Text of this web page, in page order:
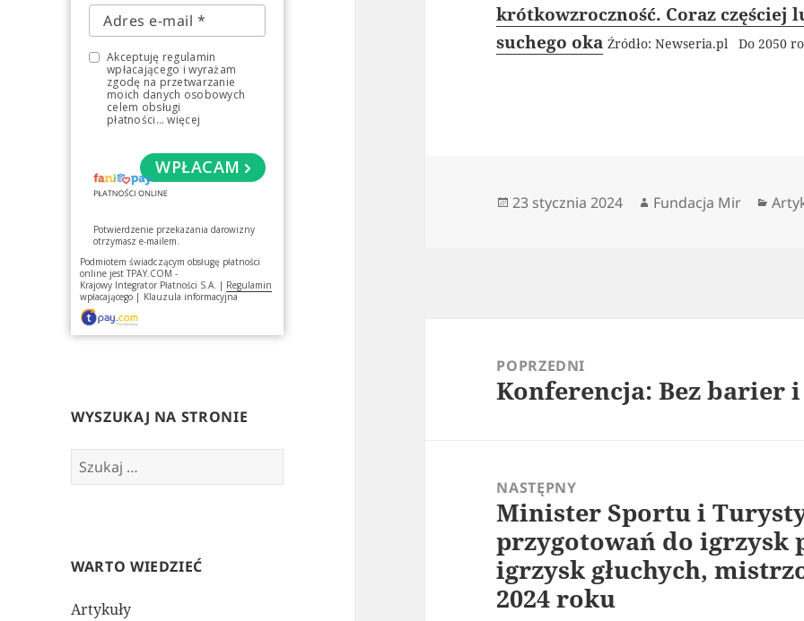
Akceptuję regulamin
wpłacającego i wyrażam
zgodę na przetwarzanie
moich danych osobowych
celem obsługi
płatności... więcej
WPŁACAM
Potwierdzenie przekazania darowizny
otrzymasz e-mailem.
Podmiotem świadczącym obsługę płatności
online jestTPAY.COM -
Krajowy Integrator Płatności S.A. | Regulamin
wpłacającego | Klauzula informacyjna
WYSZUKAJ NA STRONIE
Szukaj:
WARTO WIEDZIEĆ
Artykuły
krótkowzroczność. Coraz częściej
suchego oka Źródło: Newseria.pl Do 2050
Data
23 stycznia 2024 Autor
Fundacja Mir
POPRZEDNI
Poprzedni
Konferencja: Bez barier
NASTĘPNY
Następny
wpis:
Minister Sportu i
przygotowań do
igrzysk głuchych,
2024 roku